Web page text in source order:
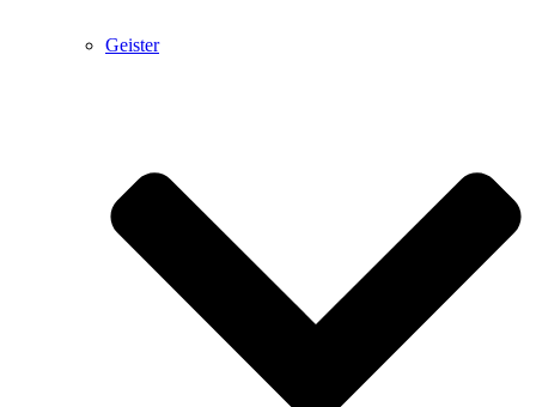
Geister